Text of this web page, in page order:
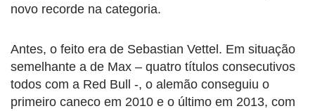
novo recorde na categoria.
Antes, o feito era de Sebastian Vettel. Em situação
semelhante a de Max – quatro títulos consecutivos
todos com a Red Bull -, o alemão conseguiu o
primeiro caneco em 2010 e o último em 2013, com